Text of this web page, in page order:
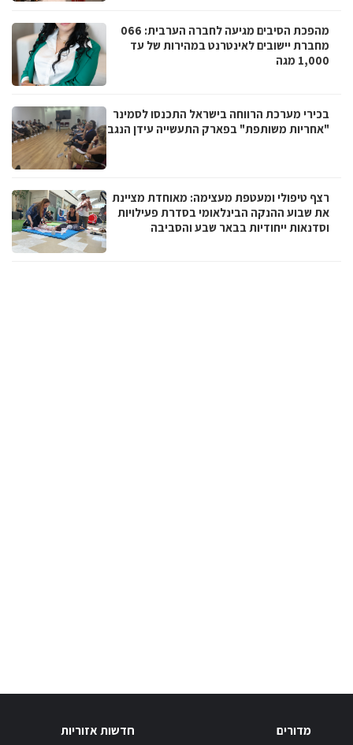
מהפכת הסיבים מגיעה לחברה הערבית: 066
מחברת יישובים לאינטרנט במהירות של עד
1,000 מגה
בכירי מערכת הרווחה בישראל התכנסו לסמינר
"אחריות משותפת" בפארק התעשייה עידן הנגב
רצף טיפולי ומעטפת מעצימה: מאוחדת מציינת
את שבוע ההנקה הבינלאומי בסדרת פעילויות
וסדנאות ייחודיות בבאר שבע והסביבה
מדורים חדשות אזוריות